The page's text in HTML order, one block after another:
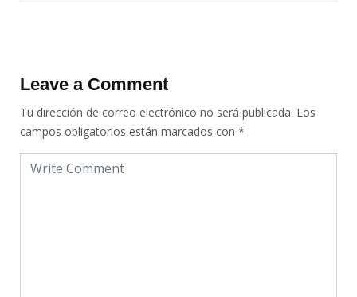
Leave a Comment
Tu dirección de correo electrónico no será publicada. Los
campos obligatorios están marcados con *